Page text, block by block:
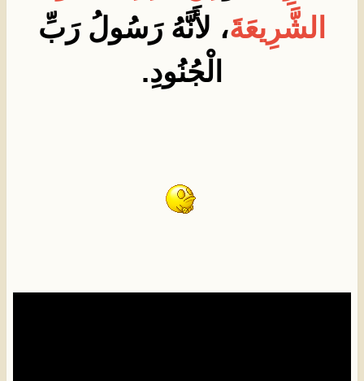
الشَّرِيعَةَ، لأَنَّهُ رَسُولُ رَبِّ
الْجُنُودِ.